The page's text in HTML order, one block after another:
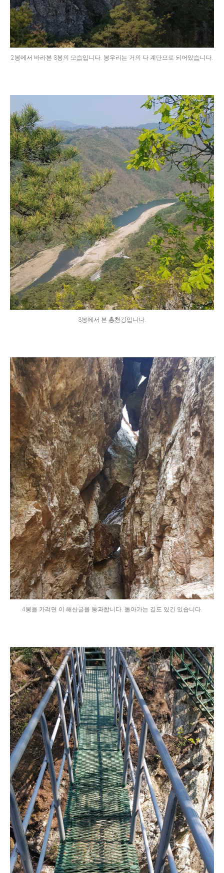
2봉에서 바라본 3봉의 모습입니다. 봉우리는 거의 다 계단으로 되어있습니다.
3봉에서 본 홍천강입니다.
4봉을 가려면 이 해산굴을 통과합니다. 돌아가는 길도 있긴 있습니다.